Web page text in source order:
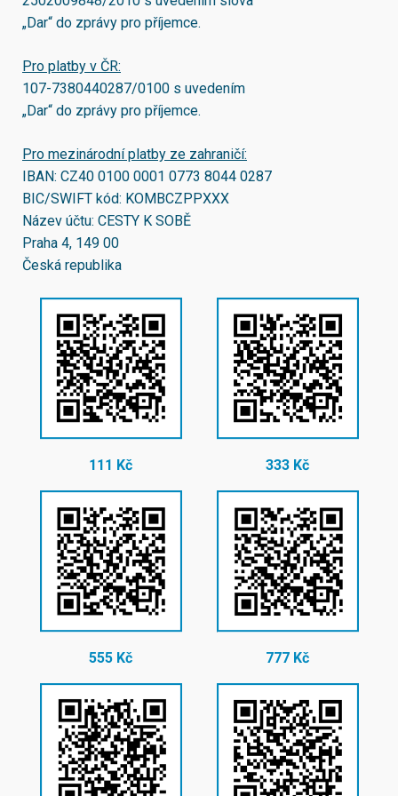
„Dar“ do zprávy pro příjemce.
Pro platby v ČR:
107-7380440287/0100 s uvedením
„Dar“ do zprávy pro příjemce.
Pro mezinárodní platby ze zahraničí:
IBAN: CZ40 0100 0001 0773 8044 0287
BIC/SWIFT kód: KOMBCZPPXXX
Název účtu: CESTY K SOBĚ
Praha 4, 149 00
Česká republika
111 Kč 333 Kč
555 Kč 777 Kč